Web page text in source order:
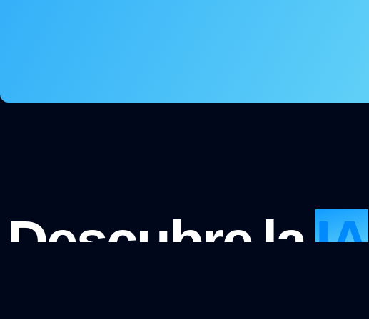
Descubre laIA